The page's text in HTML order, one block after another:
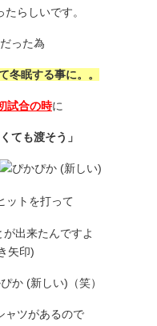
らしいです。
った為
冬眠する事に。。
試合の時に
ても渡そう」
ットを打って
出来たんですよ
（笑）
ャツがあるので